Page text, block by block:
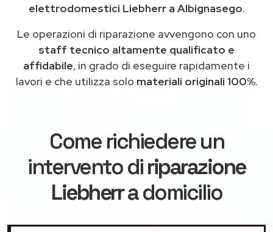
elettrodomestici Liebherr a Albignasego.
Le operazioni di riparazione avvengono con uno
staff tecnico altamente qualificato e
affidabile, in grado di eseguire rapidamente i
lavori e che utilizza solo materiali originali 100%.
Come richiedere un
intervento diriparazione
Liebherra domicilio